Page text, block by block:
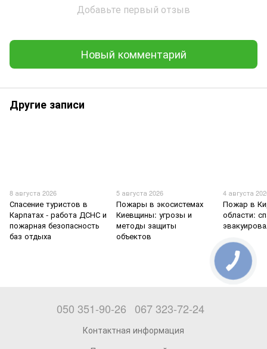
Добавьте первый отзыв
Новый комментарий
Другие записи
8 августа 2026
Спасение туристов в
Карпатах - работа ДСНС и
пожарная безопасность
баз отдыха
5 августа 2026
Пожары в экосистемах
Киевщины: угрозы и
методы защиты
объектов
4 августа
Пожар в
области:
050 351-90-26 067 323-72-24
Контактная информация